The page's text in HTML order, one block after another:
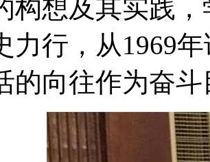
构想及其实践
力行，从1969
的向往作为奋斗